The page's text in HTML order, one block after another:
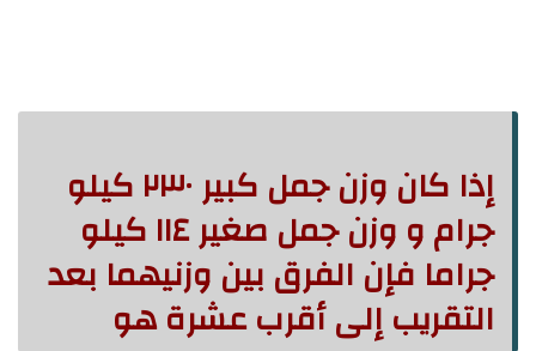
إذا كان وزن جمل کبیر ۲۳۰ کیلو
جرام و وزن جمل صغير ١١٤ كيلو
جراما فإن الفرق بين وزنيهما بعد
التقريب إلى أقرب عشرة هو